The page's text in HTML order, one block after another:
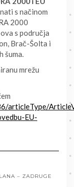
s načinom
2000
s područja
Brač-Šolta i
šuma.
mrežu
articleType/
EU-
– ZADRUGE